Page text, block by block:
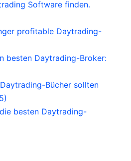
Software finden.
profitable Daytrading-
besten Daytrading-Broker:
Bücher sollten
besten Daytrading-